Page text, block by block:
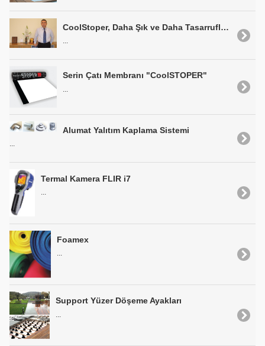
CoolStoper, Daha Şık ve Daha Tasarruflu Çatılar Vaat Ediyor
...
Serin Çatı Membranı "CoolSTOPER"
Alumat Yalıtım Kaplama Sistemi
...
Termal Kamera FLIR i7
...
Foamex
...
Support Yüzer Döşeme Ayakları